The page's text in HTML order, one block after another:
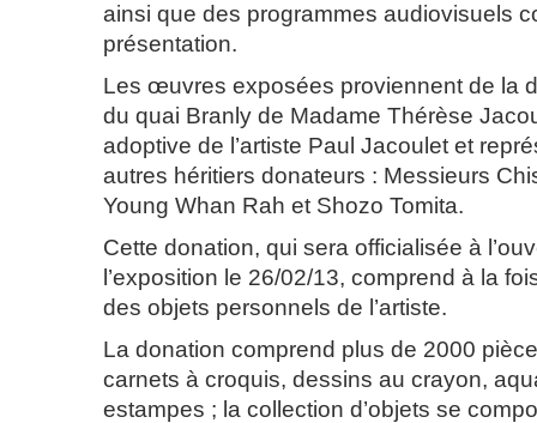
ainsi que des programmes audiovisuels
présentation.
Les œuvres exposées proviennent de la
du quai Branly de Madame Thérèse
adoptive de l’artiste Paul Jacoulet et
autres héritiers donateurs : Messieurs
Young Whan Rah et Shozo Tomita.
Cette donation, qui sera officialisée à
l’exposition le 26/02/13, comprend à la
des objets personnels de l’artiste.
La donation comprend plus de 2000
carnets à croquis, dessins au crayon,
estampes ; la collection d’objets se